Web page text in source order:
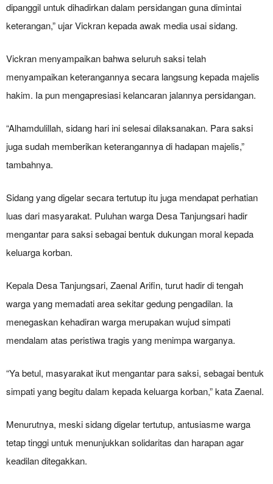
dipanggil untuk dihadirkan dalam persidangan guna dimintai
keterangan,” ujar Vickran kepada awak media usai sidang.
Vickran menyampaikan bahwa seluruh saksi telah
menyampaikan keterangannya secara langsung kepada majelis
hakim. Ia pun mengapresiasi kelancaran jalannya persidangan.
“Alhamdulillah, sidang hari ini selesai dilaksanakan. Para saksi
juga sudah memberikan keterangannya di hadapan majelis,”
tambahnya.
Sidang yang digelar secara tertutup itu juga mendapat perhatian
luas dari masyarakat. Puluhan warga Desa Tanjungsari hadir
mengantar para saksi sebagai bentuk dukungan moral kepada
keluarga korban.
Kepala Desa Tanjungsari, Zaenal Arifin, turut hadir di tengah
warga yang memadati area sekitar gedung pengadilan. Ia
menegaskan kehadiran warga merupakan wujud simpati
mendalam atas peristiwa tragis yang menimpa warganya.
“Ya betul, masyarakat ikut mengantar para saksi, sebagai bentuk
simpati yang begitu dalam kepada keluarga korban,” kata Zaenal.
Menurutnya, meski sidang digelar tertutup, antusiasme warga
tetap tinggi untuk menunjukkan solidaritas dan harapan agar
keadilan ditegakkan.